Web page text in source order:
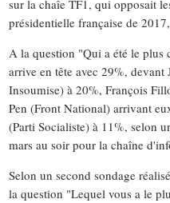
sur la chaîe TF1, qui opposait
présidentielle française de
A la question "Qui a été le plus
arrive en tête avec 29%,
Insoumise) à 20%, François
Pen (Front National) arrivant
(Parti Socialiste) à 11%, selon
mars au soir pour la chaîne
Selon un second sondage
la question "Lequel vous a le